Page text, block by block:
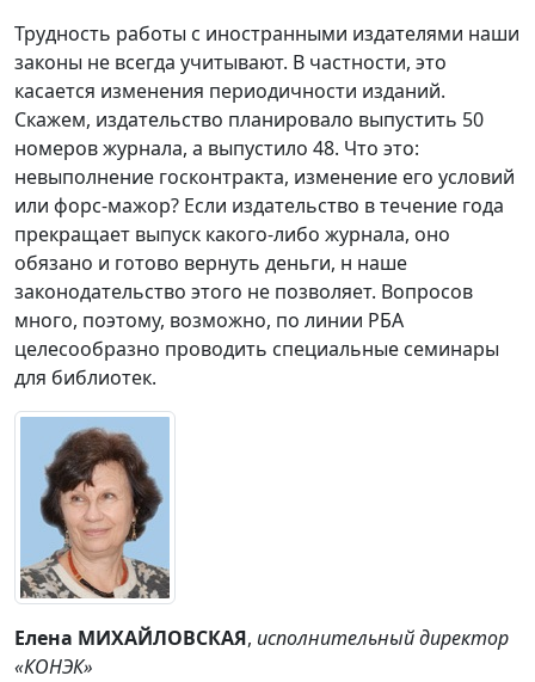
Трудность работы с иностранными издателями наши
законы не всегда учитывают. В частности, это
касается изменения периодичности изданий.
Скажем, издательство планировало выпустить 50
номеров журнала, а выпустило 48. Что это:
невыполнение госконтракта, изменение его условий
или форс-мажор? Если издательство в течение года
прекращает выпуск какого-либо журнала, оно
обязано и готово вернуть деньги, н наше
законодательство этого не позволяет. Вопросов
много, поэтому, возможно, по линии РБА
целесообразно проводить специальные семинары
для библиотек.
Елена МИХАЙЛОВСКАЯ, исполнительный директор
«КОНЭК»